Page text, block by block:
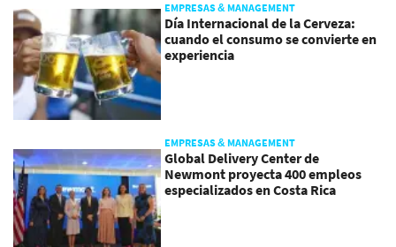
EMPRESAS & MANAGEMENT
Día Internacional de la Cerveza:
cuando el consumo se convierte en
experiencia
EMPRESAS & MANAGEMENT
Global Delivery Center de
Newmont proyecta 400 empleos
especializados en Costa Rica